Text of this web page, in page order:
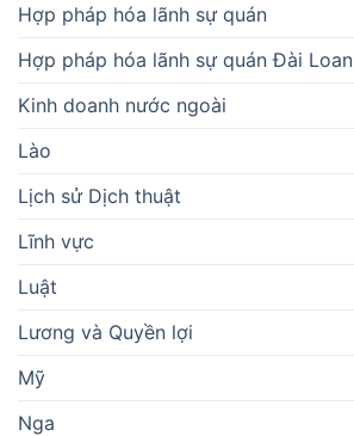
Hợp pháp hóa lãnh sự quán
Hợp pháp hóa lãnh sự quán Đài Loan
Kinh doanh nước ngoài
Lào
Lịch sử Dịch thuật
Lĩnh vực
Luật
Lương và Quyền lợi
Mỹ
Nga